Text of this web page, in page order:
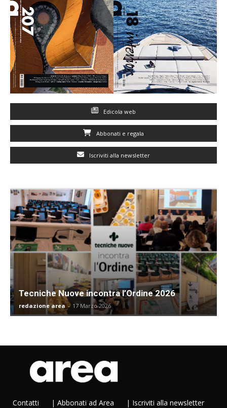
Edicola web
Abbonati e regala
Iscriviti alla newsletter
Tecniche Nuove incontra l’Ordine 2026
redazione area - 17 Marzo 2026
Contatti | Abbonati ad Area | Iscriviti alla newsletter